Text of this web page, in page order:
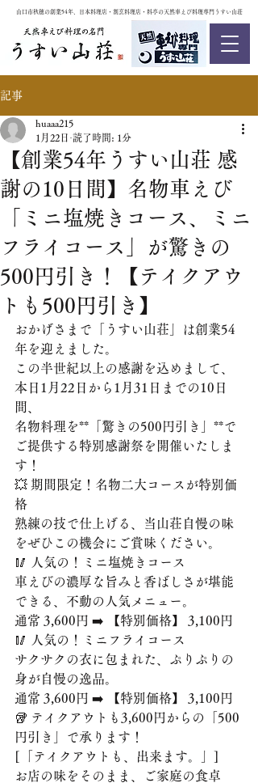
山口市秋穂の創業54年、日本料理店・割烹料理店・料亭の天然車えび料理専門うすい山荘
記事
【創業54年うすい山荘 感
謝の10日間】名物車えび
「ミニ塩焼きコース、ミニ
フライコース」が驚きの
500円引き！【テイクアウ
トも500円引き】
huaaa215
1月22日 読了時間: 1分
おかげさまで「うすい山荘」は創業54
年を迎えました。
この半世紀以上の感謝を込めまして、
本日1月22日から1月31日までの10日
間、
名物料理を**「驚きの500円引き」**で
ご提供する特別感謝祭を開催いたしま
す！
💥 期間限定！名物二大コースが特別価
格
熟練の技で仕上げる、当山荘自慢の味
をぜひこの機会にご賞味ください。
🥢 人気の！ミニ塩焼きコース
車えびの濃厚な旨みと香ばしさが堪能
できる、不動の人気メニュー。
通常 3,600円 ➡️ 【特別価格】 3,100円
🥢 人気の！ミニフライコース
サクサクの衣に包まれた、ぷりぷりの
身が自慢の逸品。
通常 3,600円 ➡️ 【特別価格】 3,100円
🥡 テイクアウトも3,600円からの「500
円引き」で承ります！
[「テイクアウトも、出来ます。」]
お店の味をそのまま、ご家庭の食卓